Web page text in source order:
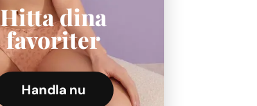
Hitta dina
favoriter
Handla nu